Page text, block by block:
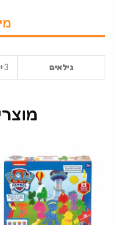
גילאים 3+